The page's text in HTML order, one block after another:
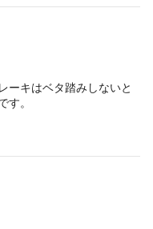
ーキはベタ踏みしないと
す。